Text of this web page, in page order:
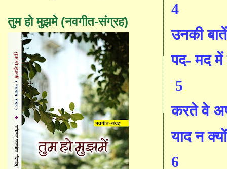
4
उनकी
पद- मद में
5
करते वे
याद न
6
तुम हो मुझमे (नवगीत-संग्रह)